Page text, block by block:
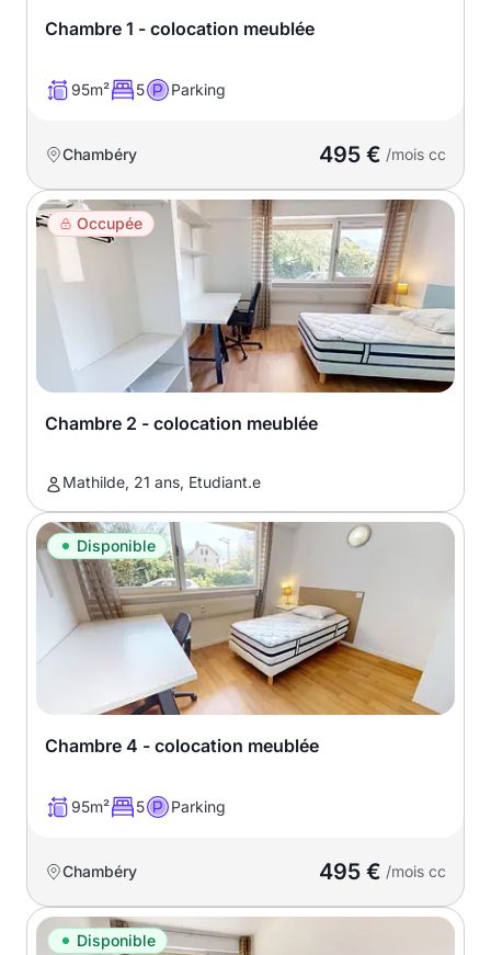
Chambre 1 - colocation meublée
95m² 5 Parking
Chambéry 495 € /mois cc
Occupée
Chambre 2 - colocation meublée
Mathilde, 21 ans, Etudiant.e
Disponible
Chambre 4 - colocation meublée
95m² 5 Parking
Chambéry 495 € /mois cc
Disponible